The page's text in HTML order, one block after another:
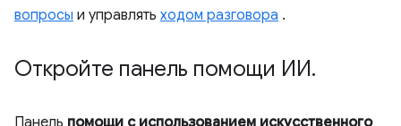
вопросы и управлять ходом разговора .
Откройте панель помощи ИИ.
Панель помощи с использованием искусственного